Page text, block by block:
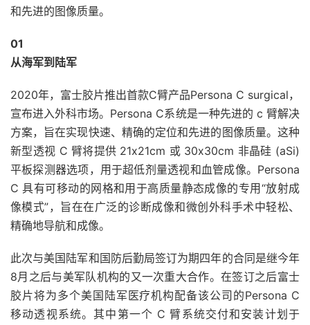
和先进的图像质量。
01
从海军到陆军
2020年，富士胶片推出首款C臂产品Persona C surgical，
宣布进入外科市场。Persona C系统是一种先进的 c 臂解决
方案，旨在实现快速、精确的定位和先进的图像质量。这种
新型透视 C 臂将提供 21x21cm 或 30x30cm 非晶硅 (aSi)
平板探测器选项，用于超低剂量透视和血管成像。Persona
C 具有可移动的网格和用于高质量静态成像的专用“放射成
像模式”，旨在在广泛的诊断成像和微创外科手术中轻松、
精确地导航和成像。
此次与美国陆军和国防后勤局签订为期四年的合同是继今年
8月之后与美军队机构的又一次重大合作。在签订之后富士
胶片将为多个美国陆军医疗机构配备该公司的Persona C
移动透视系统。其中第一个 C 臂系统交付和安装计划于